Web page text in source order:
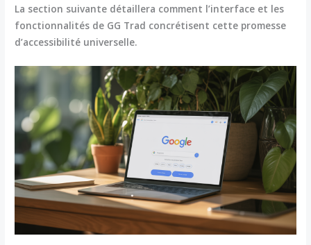
La section suivante détaillera comment l’interface et les
fonctionnalités de GG Trad concrétisent cette promesse
d’accessibilité universelle.